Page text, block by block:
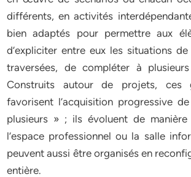
différents, en activités
bien adaptés pour permettre aux
d’expliciter entre eux les situations
traversées, de compléter à
Construits autour de projets, ces
favorisent l’acquisition progressive
plusieurs » ; ils évoluent de manière
l’espace professionnel ou la salle
peuvent aussi être organisés en
entière.